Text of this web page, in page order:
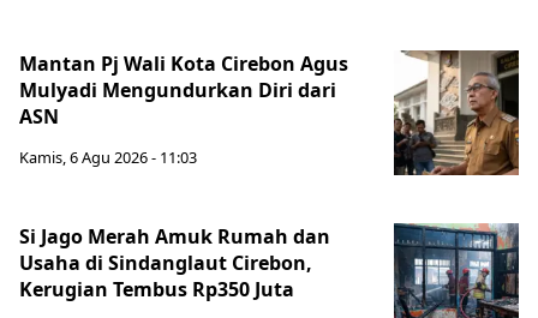
Mantan Pj Wali Kota Cirebon Agus
Mulyadi Mengundurkan Diri dari
ASN
Kamis, 6 Agu 2026 - 11:03
Si Jago Merah Amuk Rumah dan
Usaha di Sindanglaut Cirebon,
Kerugian Tembus Rp350 Juta